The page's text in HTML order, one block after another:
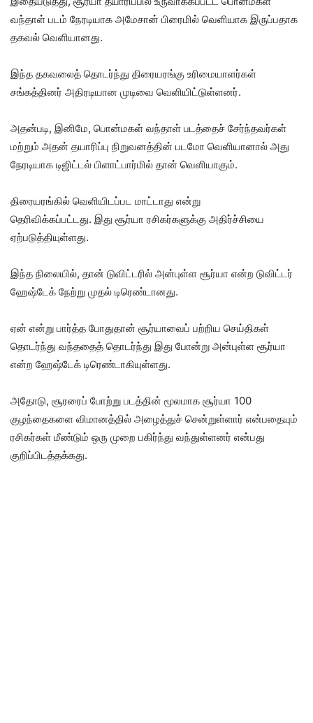
வந்தாள் படம் நேரடியாக அமேசான் பிரைமில் வெளியாக இருப்பதாக
தகவல் வெளியானது.
இந்த தகவலைத் தொடர்ந்து திரையரங்கு உரிமையாளர்கள்
சங்கத்தினர் அதிரடியான முடிவை வெளியிட்டுள்ளனர்.
அதன்படி, இனிமே, பொன்மகள் வந்தாள் படத்தைச் சேர்ந்தவர்கள்
மற்றும் அதன் தயாரிப்பு நிறுவனத்தின் படமோ வெளியானால் அது
நேரடியாக டிஜிட்டல் பிளாட்பார்மில் தான் வெளியாகும்.
திரையரங்கில் வெளியிடப்பட மாட்டாது என்று
தெரிவிக்கப்பட்டது. இது சூர்யா ரசிகர்களுக்கு அதிர்ச்சியை
ஏற்படுத்தியுள்ளது.
இந்த நிலையில், தான் டுவிட்டரில் அன்புள்ள சூர்யா என்ற டுவிட்டர்
ஹேஷ்டேக் நேற்று முதல் டிரெண்டானது.
ஏன் என்று பார்த்த போதுதான் சூர்யாவைப் பற்றிய செய்திகள்
தொடர்ந்து வந்ததைத் தொடர்ந்து இது போன்று அன்புள்ள சூர்யா
என்ற ஹேஷ்டேக் டிரெண்டாகியுள்ளது.
அதோடு, சூரரைப் போற்று படத்தின் மூலமாக சூர்யா 100
குழந்தைகளை விமானத்தில் அழைத்துச் சென்றுள்ளார் என்பதையும்
ரசிகர்கள் மீண்டும் ஒரு முறை பகிர்ந்து வந்துள்ளனர் என்பது
குறிப்பிடத்தக்கது.